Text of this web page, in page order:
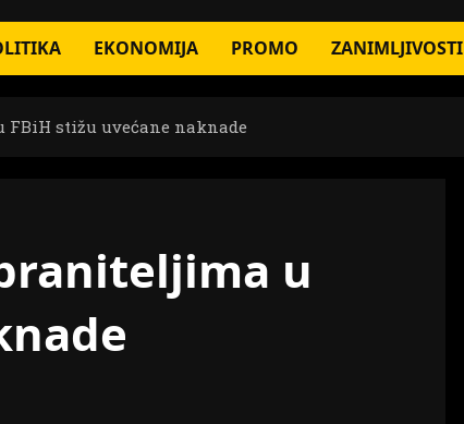
EKONOMIJA PROMO ZANIMLJIVOSTI
FBiH stižu uvećane naknade
u